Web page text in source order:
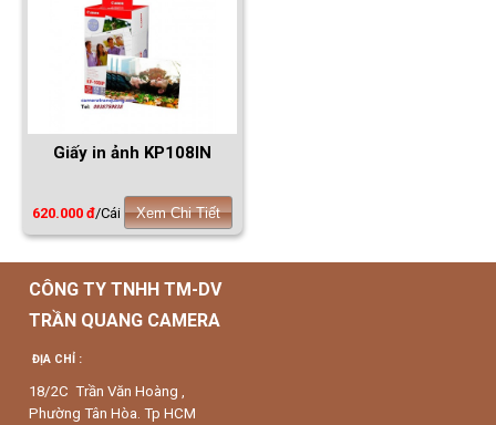
Giấy in ảnh KP108IN
620.000 đ/Cái Xem Chi Tiết
CÔNG TY TNHH TM-DV
TRẦN QUANG CAMERA
ĐỊA CHỈ :
18/2C Trần Văn Hoàng ,
Phường Tân Hòa. Tp HCM